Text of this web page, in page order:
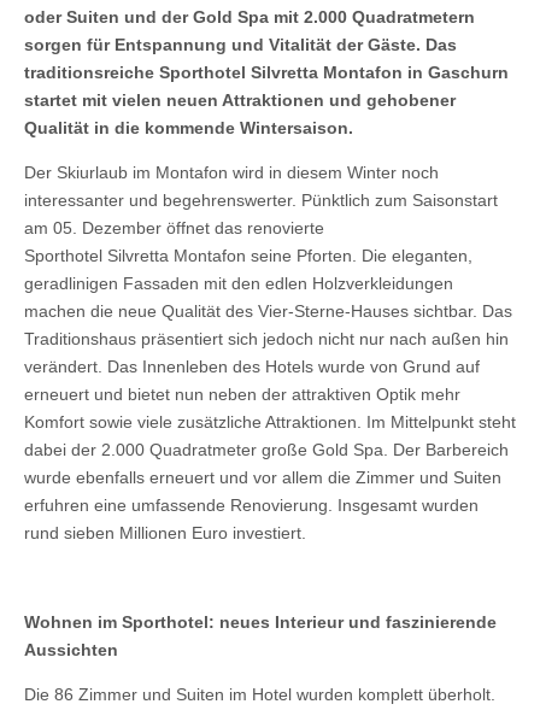
oder Suiten und der Gold Spa mit 2.000 Quadratmetern
sorgen für Entspannung und Vitalität der Gäste. Das
traditionsreiche Sporthotel Silvretta Montafon in Gaschurn
startet mit vielen neuen Attraktionen und gehobener
Qualität in die kommende Wintersaison.
Der Skiurlaub im Montafon wird in diesem Winter noch
interessanter und begehrenswerter. Pünktlich zum Saisonstart
am 05. Dezember öffnet das renovierte
Sporthotel Silvretta Montafon seine Pforten. Die eleganten,
geradlinigen Fassaden mit den edlen Holzverkleidungen
machen die neue Qualität des Vier-Sterne-Hauses sichtbar. Das
Traditionshaus präsentiert sich jedoch nicht nur nach außen hin
verändert. Das Innenleben des Hotels wurde von Grund auf
erneuert und bietet nun neben der attraktiven Optik mehr
Komfort sowie viele zusätzliche Attraktionen. Im Mittelpunkt steht
dabei der 2.000 Quadratmeter große Gold Spa. Der Barbereich
wurde ebenfalls erneuert und vor allem die Zimmer und Suiten
erfuhren eine umfassende Renovierung. Insgesamt wurden
rund sieben Millionen Euro investiert.
Wohnen im Sporthotel: neues Interieur und faszinierende
Aussichten
Die 86 Zimmer und Suiten im Hotel wurden komplett überholt.